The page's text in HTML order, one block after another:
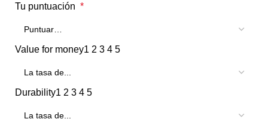
Tu puntuación *
Value for money1 2 3 4 5
Durability1 2 3 4 5